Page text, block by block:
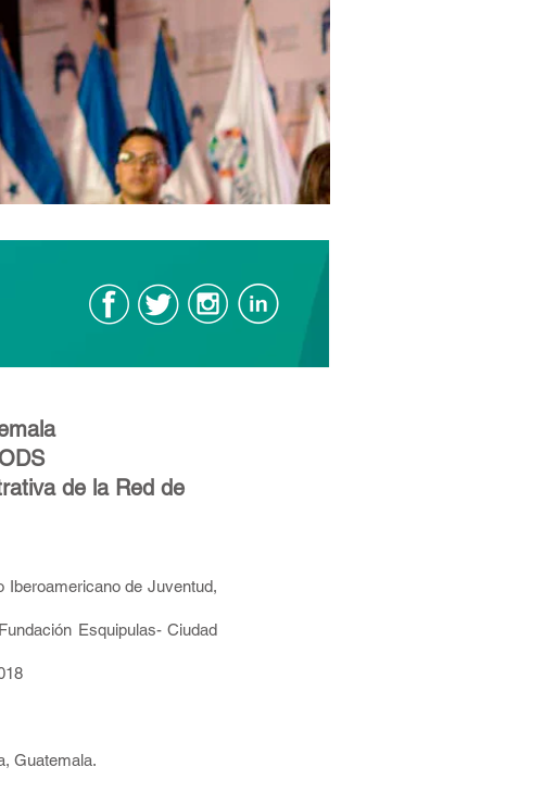
de la Red de
Iberoamericano de Juventud,
Esquipulas- Ciudad
Guatemala.